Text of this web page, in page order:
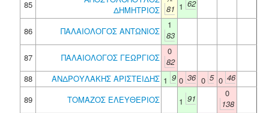
85
ΔΗΜΗΤΡΙΟΣ 81 1 62
86 ΠΑΛΑΙΟΛΟΓΟΣ ΑΝΤΩΝΙΟΣ
1
83
87
ΠΑΛΑΙΟΛΟΓΟΣ ΓΕΩΡΓΙΟΣ
0
82
88
ΑΝΔΡΟΥΛΑΚΗΣ ΑΡΙΣΤΕΙΔΗΣ 1 9 0 36 0 5 0 46
89
ΤΟΜΑΖΟΣ ΕΛΕΥΘΕΡΙΟΣ 1 91
0
138